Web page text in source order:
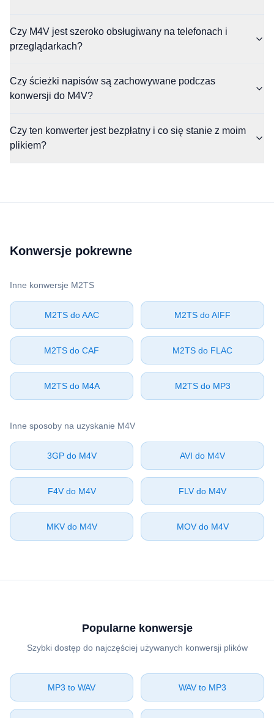
Czy M4V jest szeroko obsługiwany na telefonach i
przeglądarkach?
Czy ścieżki napisów są zachowywane podczas
konwersji do M4V?
Czy ten konwerter jest bezpłatny i co się stanie z moim
plikiem?
Konwersje pokrewne
Inne konwersje ⁦M2TS⁩
⁦M2TS⁩ do ⁦AAC⁩ ⁦M2TS⁩ do ⁦AIFF⁩
⁦M2TS⁩ do ⁦CAF⁩ ⁦M2TS⁩ do ⁦FLAC⁩
⁦M2TS⁩ do ⁦M4A⁩ ⁦M2TS⁩ do ⁦MP3⁩
Inne sposoby na uzyskanie ⁦M4V⁩
⁦3GP⁩ do ⁦M4V⁩ ⁦AVI⁩ do ⁦M4V⁩
⁦F4V⁩ do ⁦M4V⁩ ⁦FLV⁩ do ⁦M4V⁩
⁦MKV⁩ do ⁦M4V⁩ ⁦MOV⁩ do ⁦M4V⁩
Popularne konwersje
Szybki dostęp do najczęściej używanych konwersji plików
⁦MP3⁩ to ⁦WAV⁩ ⁦WAV⁩ to ⁦MP3⁩